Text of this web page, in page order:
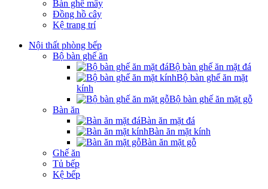
Bàn ghế mây
Đồng hồ cây
Kệ trang trí
Nội thất phòng bếp
Bộ bàn ghế ăn
Bộ bàn ghế ăn mặt đá
Bộ bàn ghế ăn mặt
kính
Bộ bàn ghế ăn mặt gỗ
Bàn ăn
Bàn ăn mặt đá
Bàn ăn mặt kính
Bàn ăn mặt gỗ
Ghế ăn
Tủ bếp
Kệ bếp